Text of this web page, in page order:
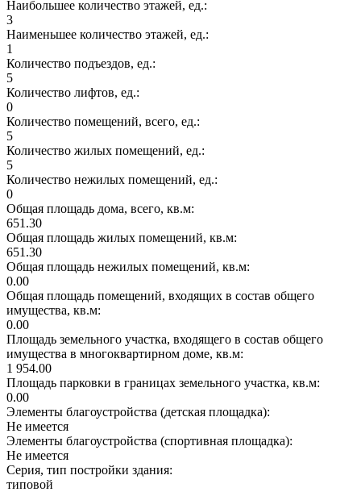
Наибольшее количество этажей, ед.:
3
Наименьшее количество этажей, ед.:
1
Количество подъездов, ед.:
5
Количество лифтов, ед.:
0
Количество помещений, всего, ед.:
5
Количество жилых помещений, ед.:
5
Количество нежилых помещений, ед.:
0
Общая площадь дома, всего, кв.м:
651.30
Общая площадь жилых помещений, кв.м:
651.30
Общая площадь нежилых помещений, кв.м:
0.00
Общая площадь помещений, входящих в состав общего
имущества, кв.м:
0.00
Площадь земельного участка, входящего в состав общего
имущества в многоквартирном доме, кв.м:
1 954.00
Площадь парковки в границах земельного участка, кв.м:
0.00
Элементы благоустройства (детская площадка):
Не имеется
Элементы благоустройства (спортивная площадка):
Не имеется
Серия, тип постройки здания:
типовой